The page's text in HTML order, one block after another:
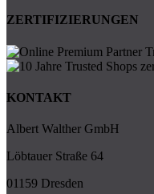
ZERTIFIZIERUNGEN
KONTAKT
Albert Walther GmbH
Löbtauer Straße 64
01159 Dresden